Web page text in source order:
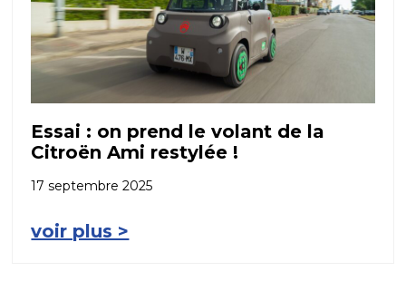
Essai : on prend le volant de la
Citroën Ami restylée !
17 septembre 2025
voir plus >